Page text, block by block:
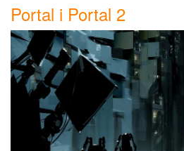
Portal i Portal 2